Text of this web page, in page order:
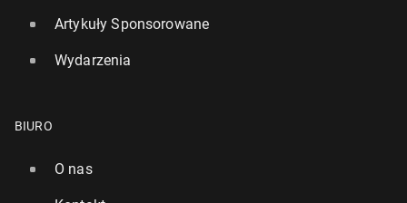
Artykuły Sponsorowane
Wydarzenia
BIURO
O nas